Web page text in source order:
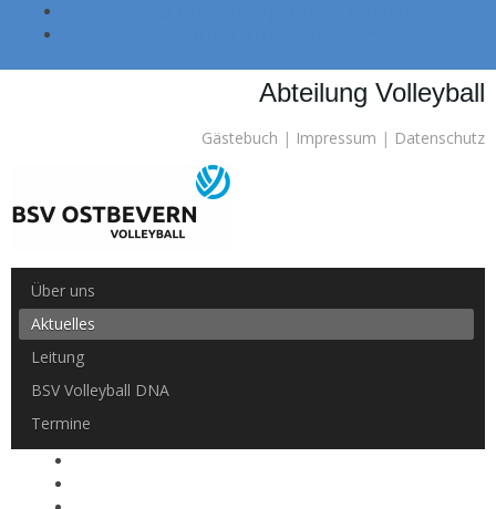
Abteilung Volleyball
Gästebuch | Impressum | Datenschutz
Über uns
Aktuelles
Leitung
BSV Volleyball DNA
Termine